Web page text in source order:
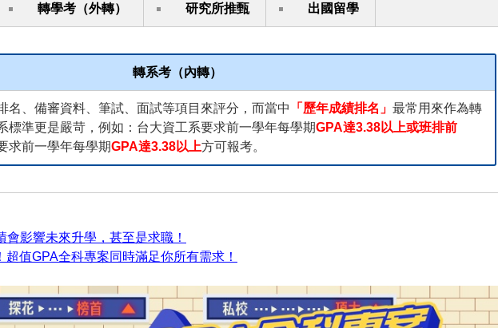
轉學考（外轉） 研究所推甄 出國留學
轉系考（內轉）
名、備審資料、筆試、面試等項目來評分，而當中 「歷年成績排名」 最常用來作為轉
標準更是嚴苛，例如：台大資工系要求前一學年每學期GPA達3.38以上或班排前
求前一學年每學期GPA達3.38以上方可報考。
影響未來升學，甚至是求職！
值GPA全科專案同時滿足你所有需求！